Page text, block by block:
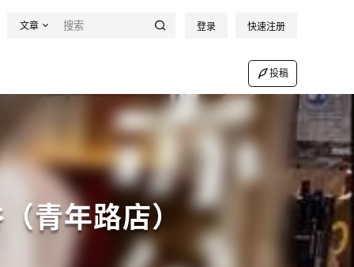
文章 登录 快速注册
投稿
青年路店）